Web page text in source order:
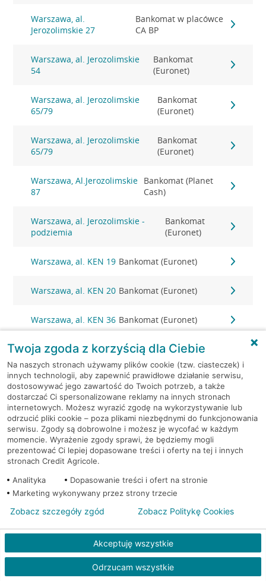
Warszawa, al.
Jerozolimskie 27
Bankomat w placówce
CA BP
Warszawa, al. Jerozolimskie
54
Bankomat
(Euronet)
Warszawa, al. Jerozolimskie
65/79
Bankomat
(Euronet)
Warszawa, al. Jerozolimskie
65/79
Bankomat
(Euronet)
Warszawa, Al.Jerozolimskie
87
Bankomat (Planet
Cash)
Warszawa, al. Jerozolimskie -
podziemia
Bankomat
(Euronet)
Warszawa, al. KEN 19 Bankomat (Euronet)
Warszawa, al. KEN 20 Bankomat (Euronet)
Warszawa, al. KEN 36 Bankomat (Euronet)
Warszawa, al. KEN 47 lok. 289 Bankomat (Euronet)
Warszawa, al. Komisji Edukacji
Narodowej 36 lok.1
Bankomat w
placówce CA BP
Warszawa, al. Komisji Edukacji
Narodowej 36 lok.1
Bankomat w
placówce CA BP
Warszawa, al. Krakowska 102 Bankomat (Euronet)
Warszawa, al. Krakowska
110/114
Bankomat
(Euronet)
Warszawa, al. Krakowska
Bankomat
(Euronet)
Warszawa, al. Krakowska
Bankomat
Twoja zgoda z korzyścią dla Ciebie
Na naszych stronach używamy plików cookie (tzw. ciasteczek) i
innych technologii, aby zapewnić prawidłowe działanie serwisu,
dostosowywać jego zawartość do Twoich potrzeb, a także
dostarczać Ci spersonalizowane reklamy na innych stronach
internetowych. Możesz wyrazić zgodę na wykorzystywanie lub
odrzucić pliki cookie – poza plikami niezbędnymi do funkcjonowania
serwisu. Zgody są dobrowolne i możesz je wycofać w każdym
momencie. Wyrażenie zgody sprawi, że będziemy mogli
prezentować Ci lepiej dopasowane treści i oferty na tej i innych
stronach Credit Agricole.
Analityka
Dopasowanie treści i ofert na stronie
Marketing wykonywany przez strony trzecie
Akceptuję wszystkie
Odrzucam wszystkie
Zobacz szczegóły zgód Zobacz Politykę Cookies